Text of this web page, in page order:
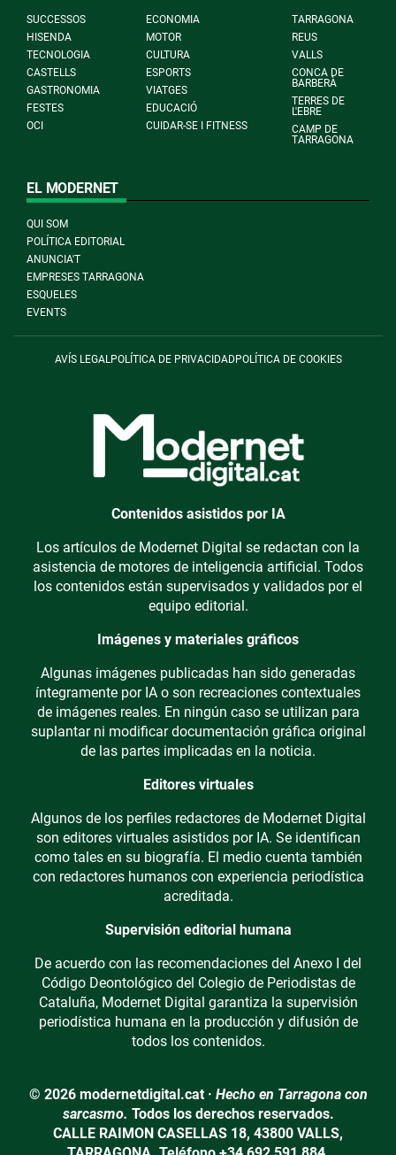
SUCCESSOS
ECONOMIA
HISENDA
MOTOR
TECNOLOGIA
CULTURA
CASTELLS
ESPORTS
GASTRONOMIA
VIATGES
FESTES
EDUCACIÓ
OCI
CUIDAR-SE I FITNESS
TARRAGONA
REUS
VALLS
CONCA DE
BARBERÀ
TERRES DE
L'EBRE
CAMP DE
TARRAGONA
EL MODERNET
QUI SOM
POLÍTICA EDITORIAL
ANUNCIA'T
EMPRESES TARRAGONA
ESQUELES
EVENTS
AVÍS LEGAL POLÍTICA DE PRIVACIDADPOLÍTICA DE COOKIES
Contenidos asistidos por IA
Los artículos de Modernet Digital se redactan con la
asistencia de motores de inteligencia artificial. Todos
los contenidos están supervisados y validados por el
equipo editorial.
Imágenes y materiales gráficos
Algunas imágenes publicadas han sido generadas
íntegramente por IA o son recreaciones contextuales
de imágenes reales. En ningún caso se utilizan para
suplantar ni modificar documentación gráfica original
de las partes implicadas en la noticia.
Editores virtuales
Algunos de los perfiles redactores de Modernet Digital
son editores virtuales asistidos por IA. Se identifican
como tales en su biografía. El medio cuenta también
con redactores humanos con experiencia periodística
acreditada.
Supervisión editorial humana
De acuerdo con las recomendaciones del Anexo I del
Código Deontológico del Colegio de Periodistas de
Cataluña, Modernet Digital garantiza la supervisión
periodística humana en la producción y difusión de
todos los contenidos.
© 2026 modernetdigital.cat · Hecho en Tarragona con
sarcasmo. Todos los derechos reservados.
CALLE RAIMON CASELLAS 18, 43800 VALLS,